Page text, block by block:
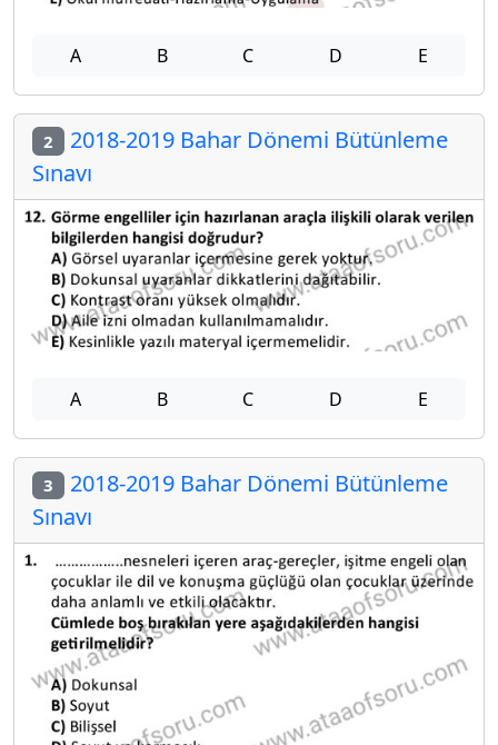
A B C D E
2 2018-2019 Bahar Dönemi Bütünleme
Sınavı
A B C D E
3 2018-2019 Bahar Dönemi Bütünleme
Sınavı